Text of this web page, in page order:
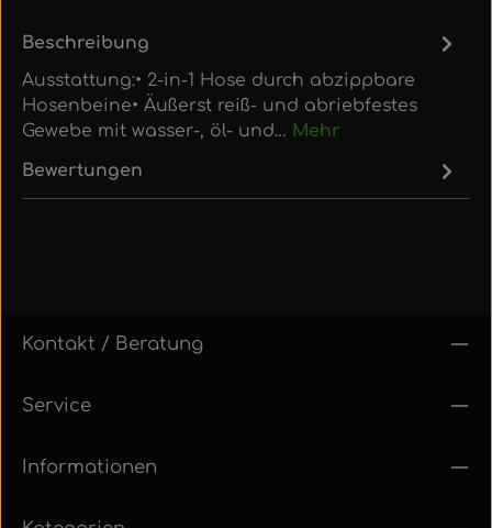
Beschreibung
Ausstattung:• 2-in-1 Hose durch abzippbare
Hosenbeine• Äußerst reiß- und abriebfestes
Gewebe mit wasser-, öl- und… Mehr
Bewertungen
Kontakt / Beratung
Service
Informationen